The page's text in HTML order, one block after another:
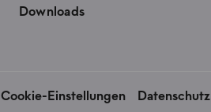
Downloads
Cookie-Einstellungen Datenschutz